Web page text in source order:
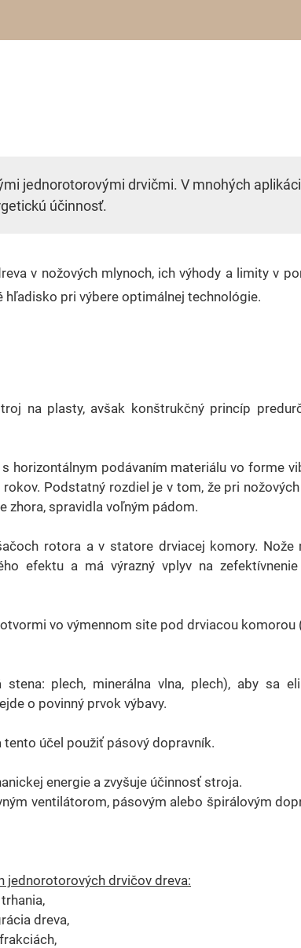
jednorotorovými drvičmi. V mnohých
účinnosť.
v nožových mlynoch, ich výhody a limity v
pri výbere optimálnej technológie.
na plasty, avšak konštrukčný princíp
horizontálnym podávaním materiálu vo forme
Podstatný rozdiel je v tom, že pri
zhora, spravidla voľným pádom.
rotora a v statore drviacej komory. Nože
efektu a má výrazný vplyv na
vo výmennom site pod drviacou komorou
plech, minerálna vlna, plech), aby sa
o povinný prvok výbavy.
účel použiť pásový dopravník.
energie a zvyšuje účinnosť stroja.
ventilátorom, pásovým alebo špirálovým
jednorotorových drvičov dreva:
dreva,